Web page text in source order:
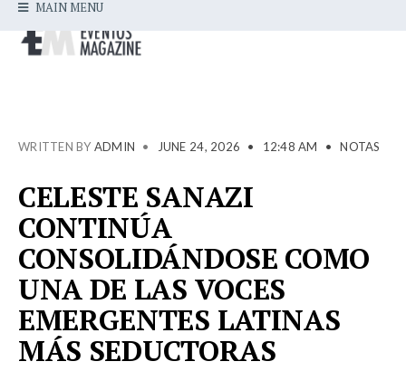
MAIN MENU
WRITTEN BY ADMIN • JUNE 24, 2026 • 12:48 AM • NOTAS
CELESTE SANAZI
CONTINÚA
CONSOLIDÁNDOSE COMO
UNA DE LAS VOCES
EMERGENTES LATINAS
MÁS SEDUCTORAS